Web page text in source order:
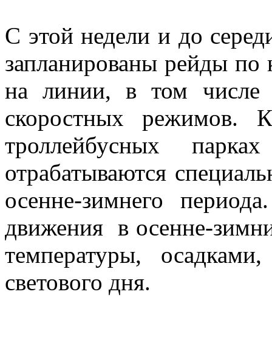
С этой недели и до
запланированы рейды по
на линии, в том числе
скоростных режимов.
троллейбусных
отрабатываются
осенне-зимнего
движения в осенне-
температуры,
светового дня.